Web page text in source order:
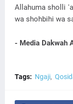
Allahuma sholli
wa shohbihi wa
- Media Dakwah
Tags: Ngaji